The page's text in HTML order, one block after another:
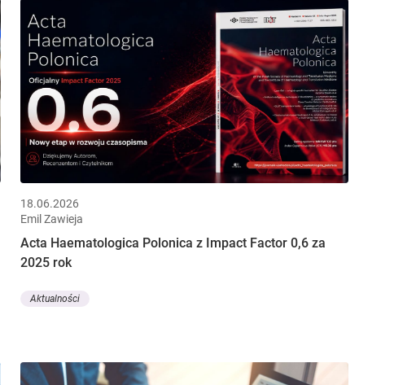
18.06.2026
Emil Zawieja
Acta Haematologica Polonica z Impact Factor 0,6 za
2025 rok
Aktualności